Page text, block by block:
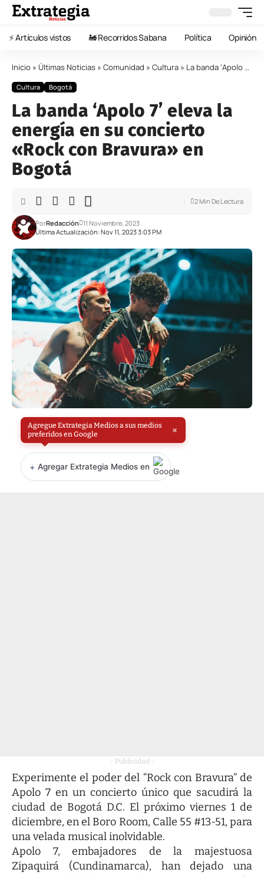
⚡️ Artículos vistos 🚂 Recorridos Sabana Política Opinión
Inicio » Últimas Noticias » Comunidad » Cultura » La banda ‘Apolo 7’ eleva la energía en su concierto «Rock con Bravura» en Bogotá
Cultura Bogotá
La banda ‘Apolo 7’ eleva la
energía en su concierto
«Rock con Bravura» en
Bogotá
Última Actualización: Nov 11, 2023 3:03 PM
PorRedacción 11 Noviembre, 2023
2 Min De Lectura
Agregue Extrategia Medios a sus medios
preferidos en Google
×
+ Agregar Extrategia Medios en
- Publicidad -
Experimente el poder del “Rock con Bravura” de
Apolo 7 en un concierto único que sacudirá la
ciudad de Bogotá D.C. El próximo viernes 1 de
diciembre, en el Boro Room, Calle 55 #13-51, para
una velada musical inolvidable.
Apolo 7, embajadores de la majestuosa
Zipaquirá (Cundinamarca), han dejado una